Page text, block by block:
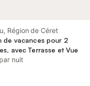
Région de Céret
de vacances pour 2
avec Terrasse et Vue
par nuit